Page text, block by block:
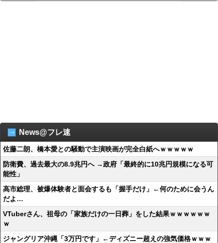
News@フレ速
佐藤二朗、橋本愛との騒動で主演映画が完全白紙へｗｗｗｗｗ
防衛費、過去最大の8.9兆円へ →政府「最終的に10兆円規模になる可
能性」
高市総理、被爆体験者と面会するも「握手だけ」←何のために会うん
だよ…
VTuberさん、祖母の「家族だけの一日葬」をした結果ｗｗｗｗｗｗ
ｗ
ジャングリア沖縄「3万円です」←ディズニー超えの強気価格ｗｗｗ